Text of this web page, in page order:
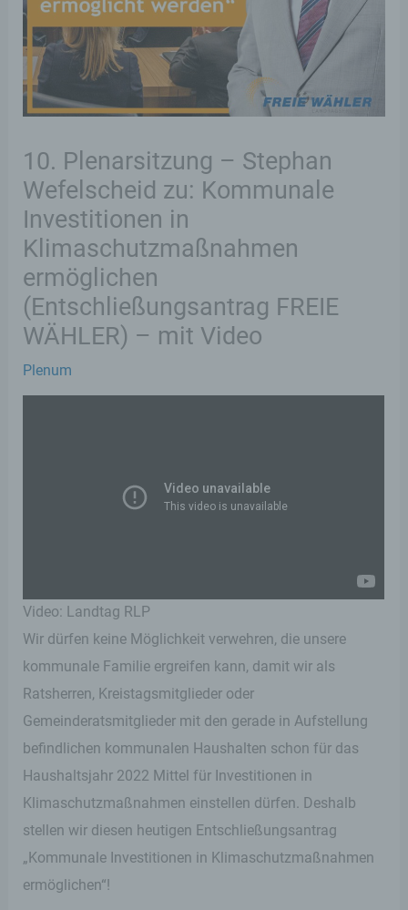
10. Plenarsitzung – Stephan
Wefelscheid zu: Kommunale
Investitionen in
Klimaschutzmaßnahmen
ermöglichen
(Entschließungsantrag FREIE
WÄHLER) – mit Video
Plenum
Video: Landtag RLP
Wir dürfen keine Möglichkeit verwehren, die unsere
kommunale Familie ergreifen kann, damit wir als
Ratsherren, Kreistagsmitglieder oder
Gemeinderatsmitglieder mit den gerade in Aufstellung
befindlichen kommunalen Haushalten schon für das
Haushaltsjahr 2022 Mittel für Investitionen in
Klimaschutzmaßnahmen einstellen dürfen. Deshalb
stellen wir diesen heutigen Entschließungsantrag
„Kommunale Investitionen in Klimaschutzmaßnahmen
ermöglichen“!